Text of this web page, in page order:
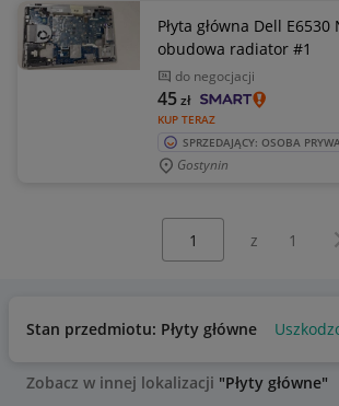
Płyta główna Dell E6530
obudowa radiator #1
do negocjacji
KUP TERAZ
45zł
SPRZEDAJĄCY: OSOBA
Gostynin
z 1
Stan przedmiotu: Płyty główne
Zobacz w innej lokalizacji "Płyty główne"